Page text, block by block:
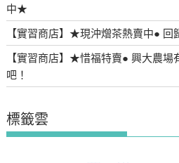
中★
【實習商店】★現沖熷茶熱賣中●
【實習商店】★惜福特賣● 興大農
吧！
標籤雲